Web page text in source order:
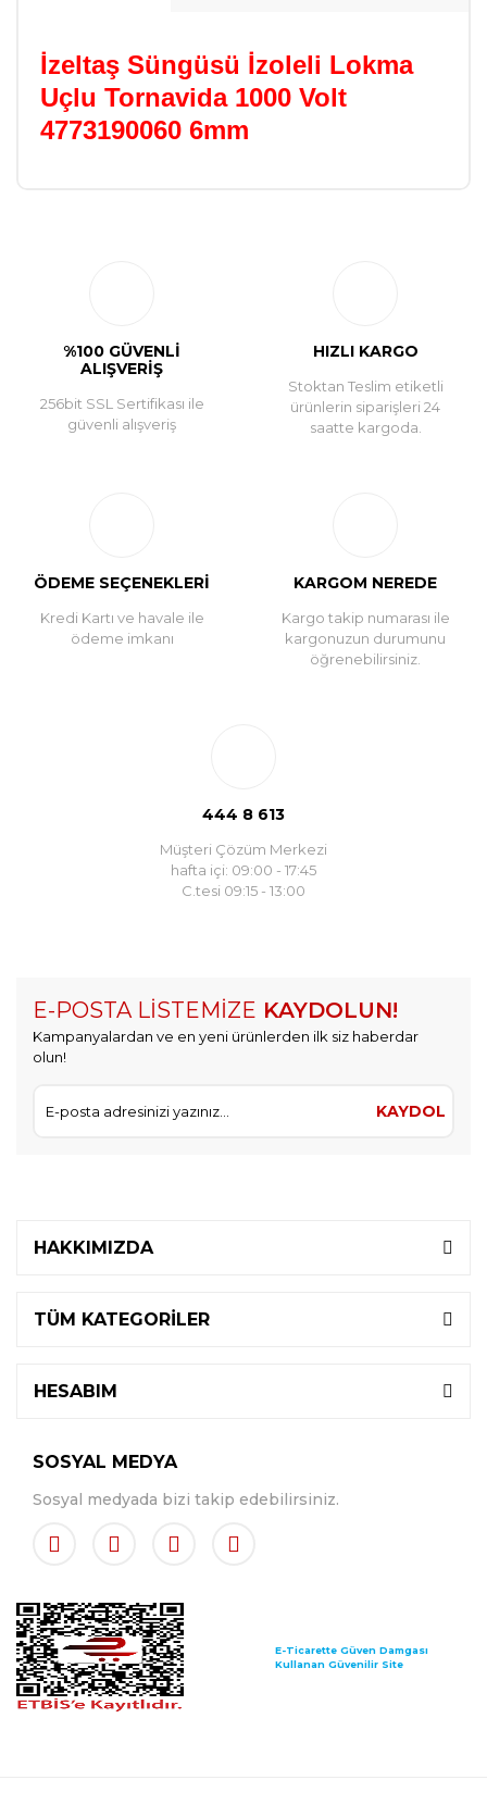
İzeltaş Süngüsü İzoleli Lokma
Uçlu Tornavida 1000 Volt
4773190060 6mm
%100 GÜVENLİ
ALIŞVERİŞ
256bit SSL Sertifikası ile
güvenli alışveriş
HIZLI KARGO
Stoktan Teslim etiketli
ürünlerin siparişleri 24
saatte kargoda.
ÖDEME SEÇENEKLERİ
Kredi Kartı ve havale ile
ödeme imkanı
KARGOM NEREDE
Kargo takip numarası ile
kargonuzun durumunu
öğrenebilirsiniz.
444 8 613
Müşteri Çözüm Merkezi
hafta içi: 09:00 - 17:45
C.tesi 09:15 - 13:00
E-POSTA LİSTEMİZE KAYDOLUN!
Kampanyalardan ve en yeni ürünlerden ilk siz haberdar
olun!
KAYDOL
HAKKIMIZDA
TÜM KATEGORİLER
HESABIM
SOSYAL MEDYA
Sosyal medyada bizi takip edebilirsiniz.
E-Ticarette Güven Damgası
Kullanan Güvenilir Site